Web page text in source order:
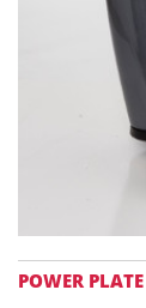
POWER